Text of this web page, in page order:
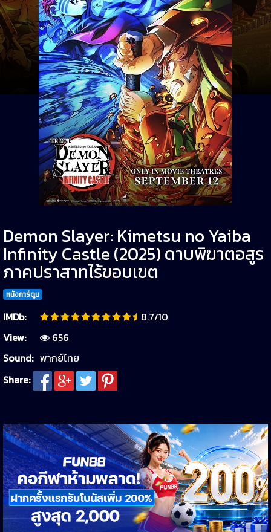
Demon Slayer: Kimetsu no Yaiba
Infinity Castle (2025) ดาบพิฆาตอสูร
ภาคปราสาทไร้ขอบเขต
หนังการ์ตูน
IMDb:
8.7/10
View:
656
Sound: พากย์ไทย
Share: